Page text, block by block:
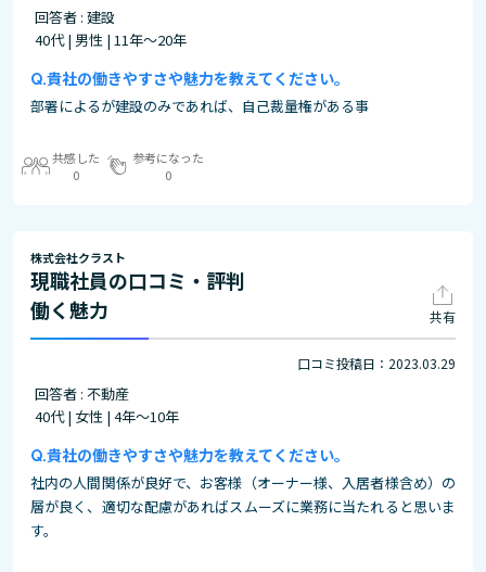
回答者 : 建設
40代 | 男性 | 11年～20年
貴社の働きやすさや魅力を教えてください。
部署によるが建設のみであれば、自己裁量権がある事
共感した
0
参考になった
0
株式会社クラスト
現職社員の口コミ・評判
働く魅力
共有
口コミ投稿日：2023.03.29
回答者 : 不動産
40代 | 女性 | 4年～10年
貴社の働きやすさや魅力を教えてください。
社内の人間関係が良好で、お客様（オーナー様、入居者様含め）の
層が良く、適切な配慮があればスムーズに業務に当たれると思いま
す。